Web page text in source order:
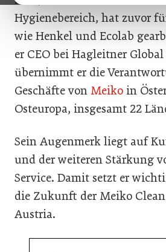
Hygienebereich, hat zuvor
wie Henkel und Ecolab
er CEO bei Hagleitner
übernimmt er die
Geschäfte von Meiko in
Osteuropa, insgesamt 22
Sein Augenmerk liegt auf
und der weiteren Stärkung
Service. Damit setzt er
die Zukunft der Meiko
Austria.